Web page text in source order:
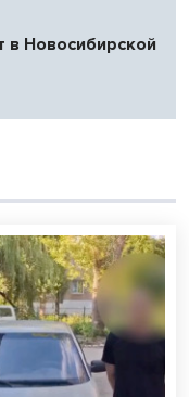
в Новосибирской